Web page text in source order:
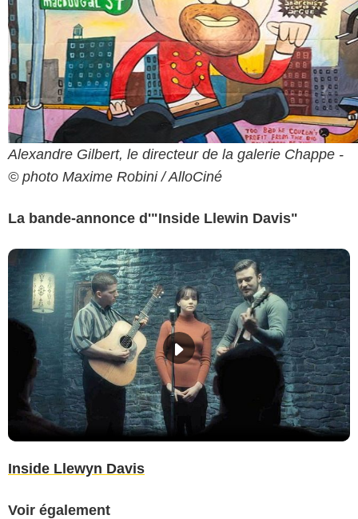
Alexandre Gilbert, le directeur de la galerie Chappe -
© photo Maxime Robini / AlloCiné
La bande-annonce d'"Inside Llewin Davis"
Inside Llewyn Davis
Voir également